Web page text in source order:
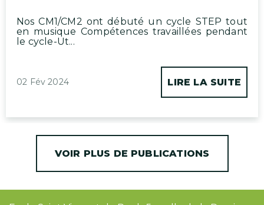
Nos CM1/CM2 ont débuté un cycle STEP tout
en musique Compétences travaillées pendant
le cycle-Ut...
02 Fév 2024 LIRE LA SUITE
VOIR PLUS DE PUBLICATIONS